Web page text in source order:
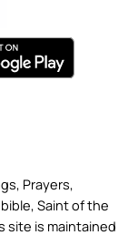
Prayers,
Saint of the
site is maintained